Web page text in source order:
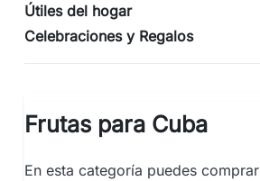
Útiles del hogar
Celebraciones y Regalos
Frutas para Cuba
En esta categoría puedes comprar